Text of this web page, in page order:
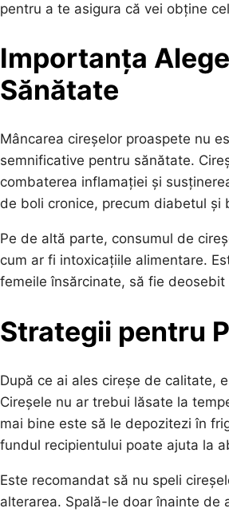
pentru a te asigura că vei obține
Importanța
Sănătate
Mâncarea cireșelor proaspete nu
semnificative pentru sănătate.
combaterea inflamației și
de boli cronice, precum diabetul și
Pe de altă parte, consumul de
cum ar fi intoxicațiile alimentare.
femeile însărcinate, să fie
Strategii pentru
După ce ai ales cireșe de calitate,
Cireșele nu ar trebui lăsate la
mai bine este să le depozitezi în
fundul recipientului poate ajuta la
Este recomandat să nu speli
alterarea. Spală-le doar înainte de